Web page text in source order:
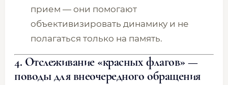
прием — они помогают
объективизировать динамику и не
полагаться только на память.
4. Отслеживание «красных флагов» —
поводы для внеочередного обращения